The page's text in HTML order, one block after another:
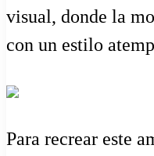
visual, donde la
con un estilo
Para recrear este